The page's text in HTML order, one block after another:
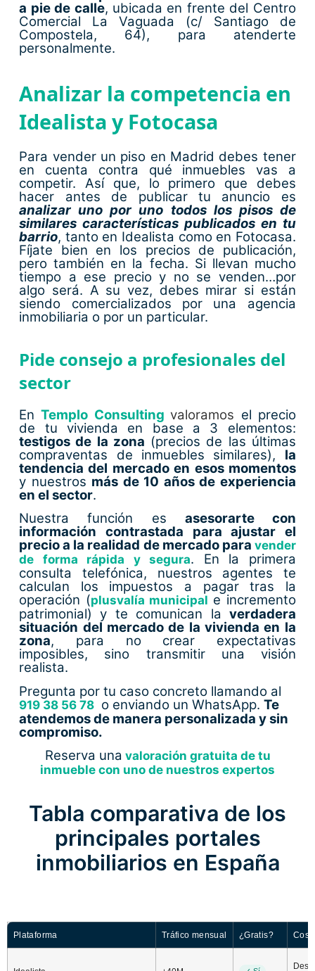
a pie de calle, ubicada en frente del Centro
Comercial La Vaguada (c/ Santiago de
Compostela, 64), para atenderte
personalmente.
Analizar la competencia en
Idealista y Fotocasa
Para vender un piso en Madrid debes tener
en cuenta contra qué inmuebles vas a
competir. Así que, lo primero que debes
hacer antes de publicar tu anuncio es
analizar uno por uno todos los pisos de
similares características publicados en tu
barrio, tanto en Idealista como en Fotocasa.
Fíjate bien en los precios de publicación,
pero también en la fecha. Si llevan mucho
tiempo a ese precio y no se venden…por
algo será. A su vez, debes mirar si están
siendo comercializados por una agencia
inmobiliaria o por un particular.
Pide consejo a profesionales del
sector
EnTemplo Consultingvaloramos el precio
de tu vivienda en base a 3 elementos:
testigos de la zona (precios de las últimas
compraventas de inmuebles similares), la
tendencia del mercado en esos momentos
y nuestros más de 10 años de experiencia
en el sector.
Nuestra función es asesorarte con
información contrastada para ajustar el
precio a la realidad de mercado para vender
de forma rápida y segura. En la primera
consulta telefónica, nuestros agentes te
calculan los impuestos a pagar tras la
operación (plusvalía municipal e incremento
patrimonial) y te comunican la verdadera
situación del mercado de la vivienda en la
zona, para no crear expectativas
imposibles, sino transmitir una visión
realista.
Pregunta por tu caso concreto llamando al
919 38 56 78 o enviando un WhatsApp. Te
atendemos de manera personalizada y sin
compromiso.
Reserva una valoración gratuita de tu
inmueble con uno de nuestros expertos
Tabla comparativa de los
principales portales
inmobiliarios en España
Plataforma Tráfico mensual ¿Gratis?